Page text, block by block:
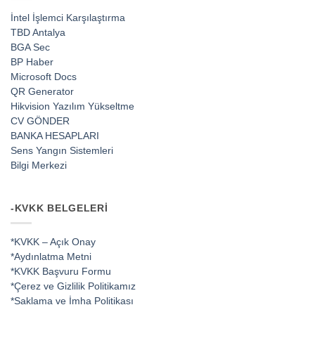
İntel İşlemci Karşılaştırma
TBD Antalya
BGA Sec
BP Haber
Microsoft Docs
QR Generator
Hikvision Yazılım Yükseltme
CV GÖNDER
BANKA HESAPLARI
Sens Yangın Sistemleri
Bilgi Merkezi
-KVKK BELGELERI
*KVKK – Açık Onay
*Aydınlatma Metni
*KVKK Başvuru Formu
*Çerez ve Gizlilik Politikamız
*Saklama ve İmha Politikası